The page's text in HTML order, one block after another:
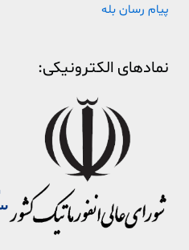
پیام رسان بله
نمادهای الکترونیکی: